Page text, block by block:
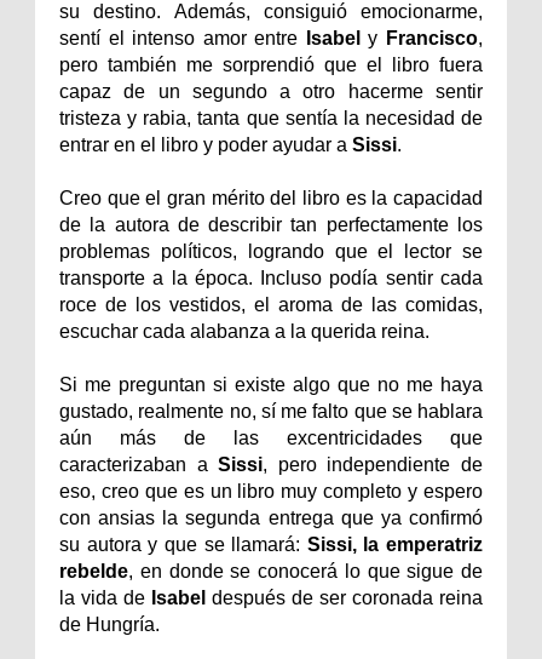
su destino. Además, consiguió emocionarme,
sentí el intenso amor entre
Isabely Francisco,
pero también me sorprendió que el libro fuera
capaz de un segundo a otro hacerme sentir
tristeza y rabia, tanta que sentía la necesidad de
entrar en el libro y poder ayudar a Sissi.
Creo que el gran mérito del libro es la capacidad
de la autora de describir tan perfectamente los
problemas políticos, logrando que el lector se
transporte a la época. Incluso podía sentir cada
roce de los vestidos, el aroma de las comidas,
escuchar cada alabanza a la querida reina.
Si me preguntan si existe algo que no me haya
gustado, realmente no, sí me falto que se hablara
aún más de las excentricidades que
caracterizaban aSissi, pero independiente de
eso, creo que es un libro muy completo y espero
con ansias la segunda entrega que ya confirmó
su autora y que se llamará: Sissi, la emperatriz
rebelde, en donde se conocerá lo que sigue de
la vida de Isabel después de ser coronada reina
de Hungría.